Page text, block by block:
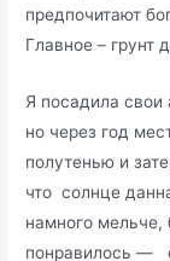
предпочитают
Главное – грунт
Я посадила свои
но через год
полутенью и
что солнце
намного
понравилось —